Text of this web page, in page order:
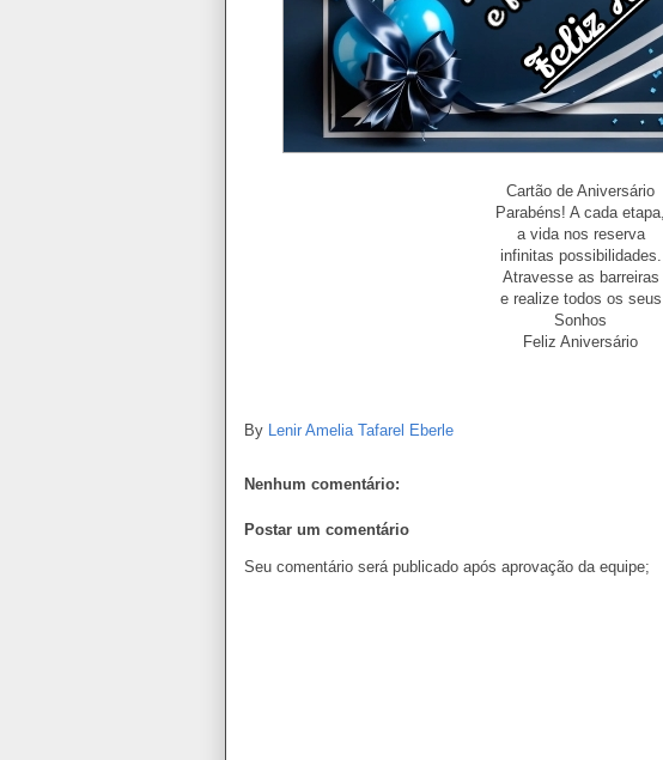
Cartão de Aniversário
Parabéns! A cada etapa,
a vida nos reserva
infinitas possibilidades.
Atravesse as barreiras
e realize todos os seus
Sonhos
Feliz Aniversário
By Lenir Amelia Tafarel Eberle
Nenhum comentário:
Postar um comentário
Seu comentário será publicado após aprovação da equipe;